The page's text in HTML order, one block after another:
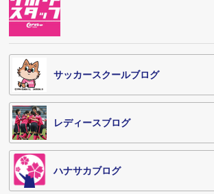
サッカースクールブログ
レディースブログ
ハナサカブログ